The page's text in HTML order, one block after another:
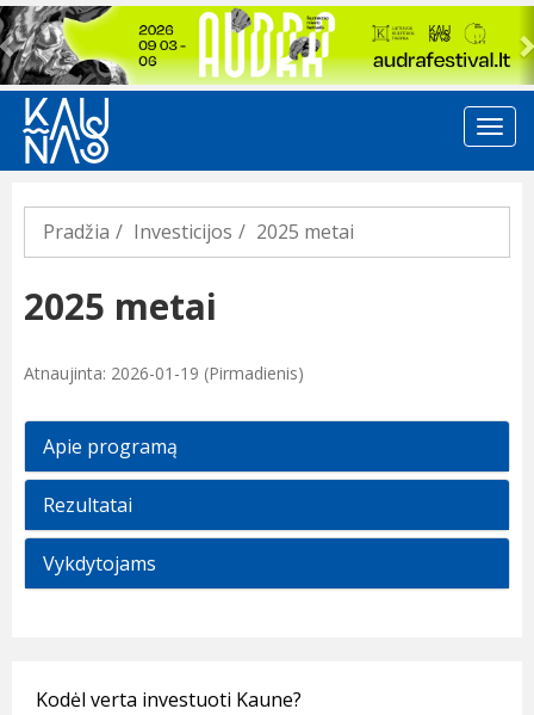
Previous
Pradžia Investicijos 2025 metai
2025 metai
Atnaujinta: 2026-01-19 (Pirmadienis)
Apie programą
Rezultatai
Vykdytojams
Kodėl verta investuoti Kaune?